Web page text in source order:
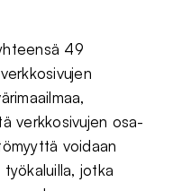
49
verkkosivujen osa-
voidaan
jotka